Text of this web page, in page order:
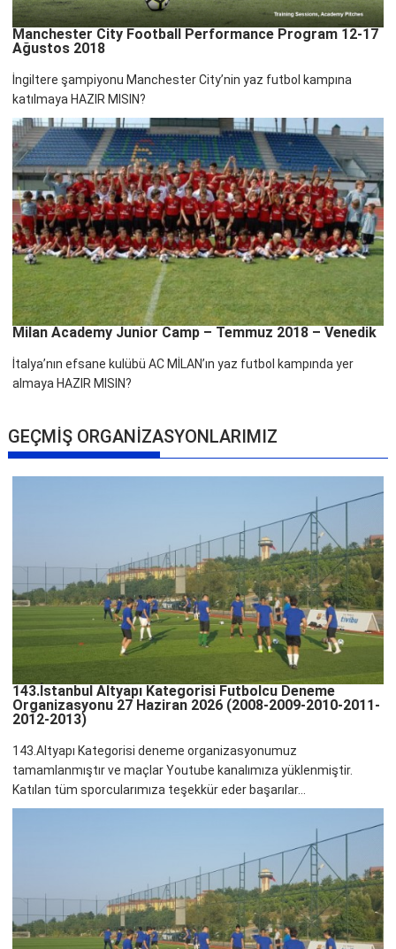
Manchester City Football Performance Program 12-17
Ağustos 2018
İngiltere şampiyonu Manchester City’nin yaz futbol kampına
katılmaya HAZIR MISIN?
Milan Academy Junior Camp – Temmuz 2018 – Venedik
İtalya’nın efsane kulübü AC MİLAN’ın yaz futbol kampında yer
almaya HAZIR MISIN?
GEÇMİŞ ORGANİZASYONLARIMIZ
143.İstanbul Altyapı Kategorisi Futbolcu Deneme
Organizasyonu 27 Haziran 2026 (2008-2009-2010-2011-
2012-2013)
143.Altyapı Kategorisi deneme organizasyonumuz
tamamlanmıştır ve maçlar Youtube kanalımıza yüklenmiştir.
Katılan tüm sporcularımıza teşekkür eder başarılar...